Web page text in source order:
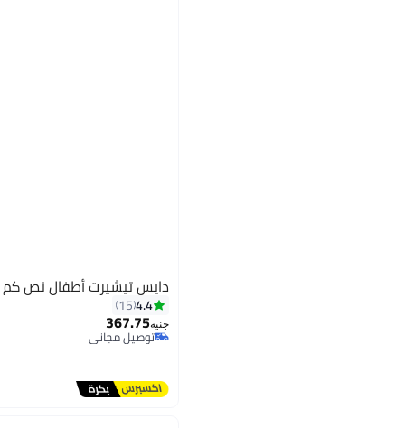
دايس تيشيرت أطفال نص كم
4.4
15
جنيه367.75
توصيل مجاني
توصيل مجاني